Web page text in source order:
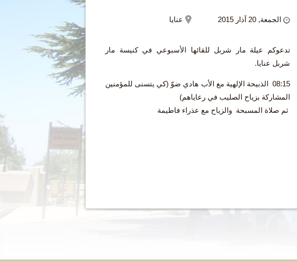
الجمعة, 20 آذار 2015 عنايا
تدعوكم عيلة مار شربل للقائها الأسبوعي في كنيسة مار
شربل عنايا.
08:15 الذبيحة الإلهية مع الأب هادي ضوّ (كي يتسنى للمؤمنين
المشاركة بزياح الصليب في رعاياهم)
ثم صلاة المسبحة والزياح مع عذراء فاطيمة